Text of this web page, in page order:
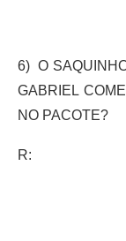
6) O
GABRIEL
NO PACOTE?
R: